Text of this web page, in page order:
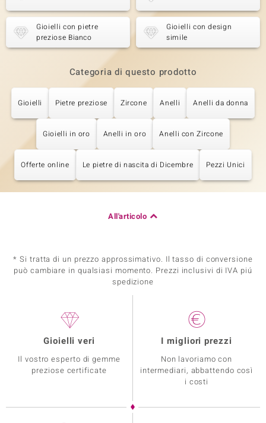
Gioielli con pietre
preziose Bianco
Gioielli con design
simile
Categoria di questo prodotto
Gioielli Pietre preziose Zircone Anelli Anelli da donna
Gioielli in oro Anelli in oro Anelli con Zircone
Offerte online Le pietre di nascita di Dicembre Pezzi Unici
All'articolo
* Si tratta di un prezzo approssimativo. Il tasso di conversione
può cambiare in qualsiasi momento. Prezzi inclusivi di IVA piú
spedizione
Gioielli veri
Il vostro esperto di gemme
preziose certificate
I migliori prezzi
Non lavoriamo con
intermediari, abbattendo così
i costi